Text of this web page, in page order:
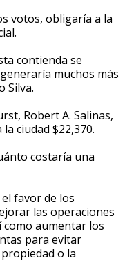
votos, obligaría a la
contienda se
muchos más
Silva.
Robert A. Salinas,
ciudad $22,370.
costaría una
favor de los
las operaciones
como aumentar los
para evitar
o la